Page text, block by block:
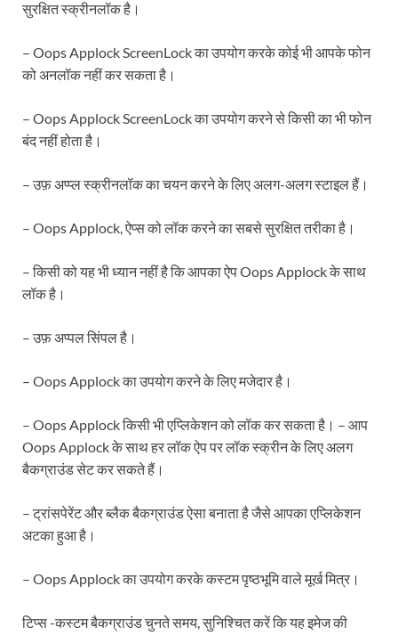
सुरक्षित स्क्रीनलॉक है।
– Oops Applock ScreenLock का उपयोग करके कोई भी आपके फोन
को अनलॉक नहीं कर सकता है।
– Oops Applock ScreenLock का उपयोग करने से किसी का भी फोन
बंद नहीं होता है।
– उफ़ अप्प्ल स्क्रीनलॉक का चयन करने के लिए अलग-अलग स्टाइल हैं।
– Oops Applock, ऐप्स को लॉक करने का सबसे सुरक्षित तरीका है।
– किसी को यह भी ध्यान नहीं है कि आपका ऐप Oops Applock के साथ
लॉक है।
– उफ़ अप्पल सिंपल है।
– Oops Applock का उपयोग करने के लिए मजेदार है।
– Oops Applock किसी भी एप्लिकेशन को लॉक कर सकता है। – आप
Oops Applock के साथ हर लॉक ऐप पर लॉक स्क्रीन के लिए अलग
बैकग्राउंड सेट कर सकते हैं।
– ट्रांसपेरेंट और ब्लैक बैकग्राउंड ऐसा बनाता है जैसे आपका एप्लिकेशन
अटका हुआ है।
– Oops Applock का उपयोग करके कस्टम पृष्ठभूमि वाले मूर्ख मित्र।
टिप्स -कस्टम बैकग्राउंड चुनते समय, सुनिश्चित करें कि यह इमेज की